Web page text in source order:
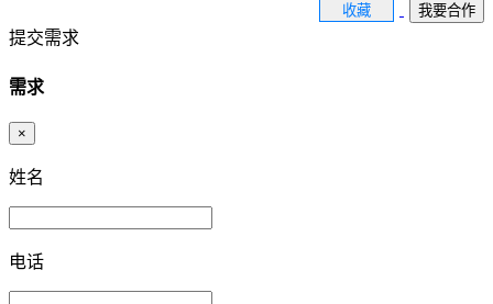
收藏 我要合作
提交需求
需求
×
姓名
电话